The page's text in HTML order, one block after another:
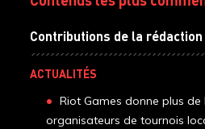
Contributions de la rédaction
ACTUALITÉS
Riot Games donne plus de
organisateurs de tournois